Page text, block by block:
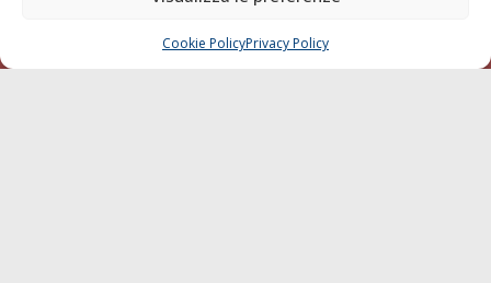
Cookie PolicyPrivacy Policy
CHIAMA SCRIVI